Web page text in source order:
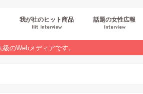
我が社のヒット商品
Hit Interview
話題の女性広報
Interview
のWebメディアです。